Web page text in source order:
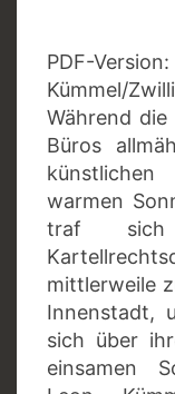
PDF-
Kümmel/
Während
Büros
warmen
traf sich
mittlerweile
Innenstadt,
sich über
einsamen